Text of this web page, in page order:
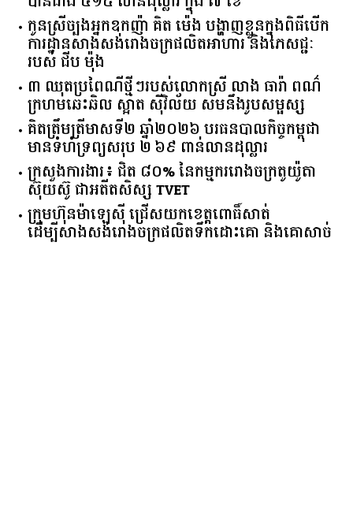
កូនស្រីច្បងអ្នកឧកញ៉ា គិត ម៉េង បង្ហាញខ្លួនក្នុងពិធីបើក
ការដ្ឋានសាងសង់រោងចក្រផលិតអាហារ និងភេសជ្ជៈ
របស់ ជីប ម៉ុង
៣ ឈុតប្រពៃណីថ្មីៗរបស់លោកស្រី លាង ធារ៉ា ពណ៌
ក្រហមឆេះឆិល ស្អាត ​ស៊ីវិល័យ សមនឹងរូបសម្ផស្ស
គិត​ត្រឹមត្រីមាស​ទី​២​ ​ឆ្នាំ​២០២៦​ បរធន​បាលកិច្ច​កម្ពុជា​ ​
មាន​ទំហំ​ទ្រព្យ​សរុប​ ​២.៦៩​ ​ពាន់លាន​ដុល្លារ​
ក្រសួង​ការងារ​៖ ​ជិត​ ​៨០​% ​នៃ​កម្មករ​រោងចក្រ​តូយ៉ូតា ​
ស៊ុយ​ស៊ូ ​ជា​អតីត​សិស្ស​ ​TVET​
ក្រុមហ៊ុន​ម៉ាឡេស៊ី ជ្រើសយកខេត្ដពោធិ៍សាត់
ដើម្បីសាងសង់រោងចក្រផលិតទឹកដោះគោ និងគោសាច់